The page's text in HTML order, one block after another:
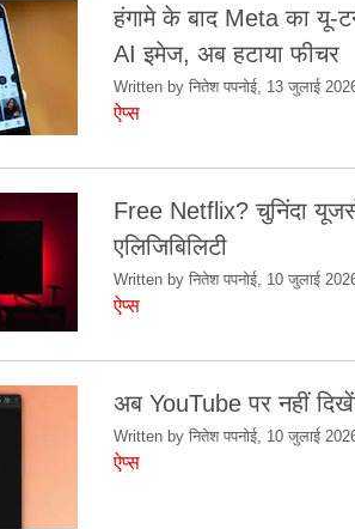
हंगामे के बाद Meta का यू-
AI इमेज, अब हटाया फीचर
Written by नितेश पपनोई, 13 जुलाई
ऐप्स
Free Netflix? चुनिंदा
एलिजिबिलिटी
Written by नितेश पपनोई, 10 जुलाई
ऐप्स
अब YouTube पर नहीं
Written by नितेश पपनोई, 10 जुलाई
ऐप्स